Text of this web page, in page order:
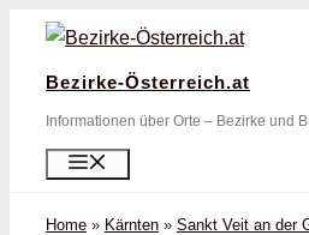
Zum
springen
Bezirke-Österreich.at
Informationen über Orte – Bezirke und
Home » Kärnten » Sankt Veit an der